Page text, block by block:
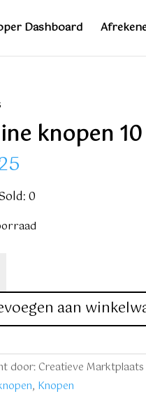
Dashboard
knopen
0
aan
door: Creatieve Marktplaats
, Knopen